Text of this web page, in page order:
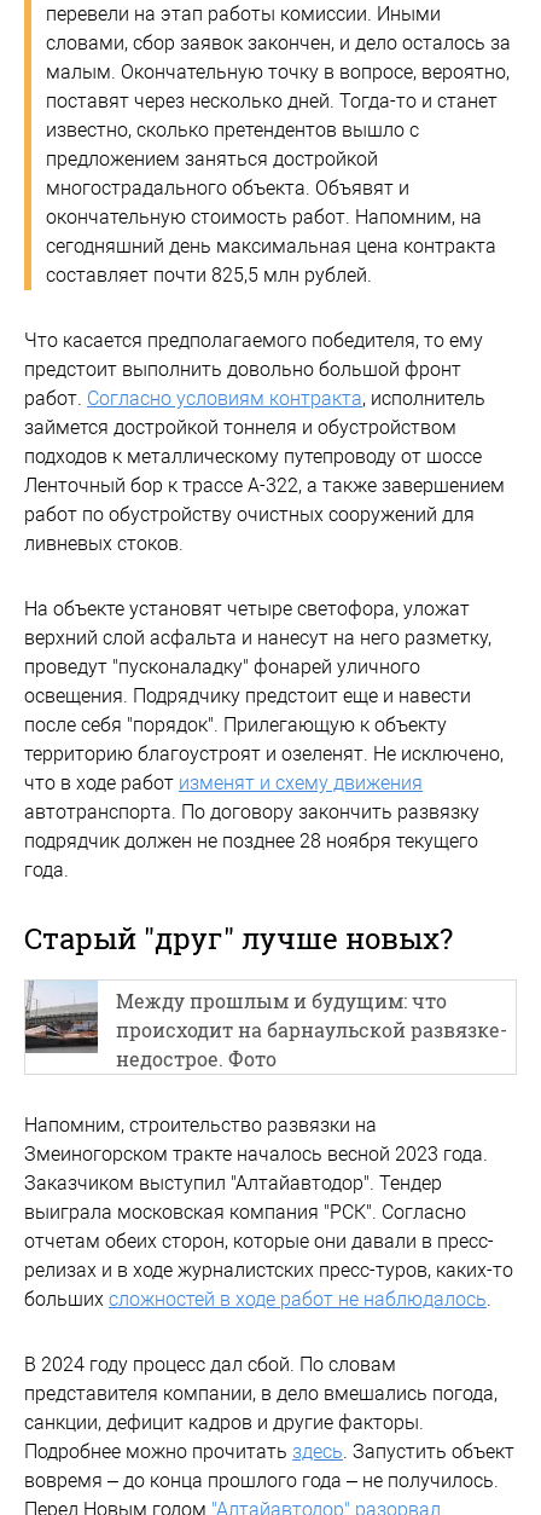
перевели на этап работы комиссии. Иными
словами, сбор заявок закончен, и дело осталось за
малым. Окончательную точку в вопросе, вероятно,
поставят через несколько дней. Тогда-то и станет
известно, сколько претендентов вышло с
предложением заняться достройкой
многострадального объекта. Объявят и
окончательную стоимость работ. Напомним, на
сегодняшний день максимальная цена контракта
составляет почти 825,5 млн рублей.
Что касается предполагаемого победителя, то ему
предстоит выполнить довольно большой фронт
работ. Согласно условиям контракта, исполнитель
займется достройкой тоннеля и обустройством
подходов к металлическому путепроводу от шоссе
Ленточный бор к трассе А-322, а также завершением
работ по обустройству очистных сооружений для
ливневых стоков.
На объекте установят четыре светофора, уложат
верхний слой асфальта и нанесут на него разметку,
проведут "пусконаладку" фонарей уличного
освещения. Подрядчику предстоит еще и навести
после себя "порядок". Прилегающую к объекту
территорию благоустроят и озеленят. Не исключено,
что в ходе работ изменят и схему движения
автотранспорта. По договору закончить развязку
подрядчик должен не позднее 28 ноября текущего
года.
Старый "друг" лучше новых?
Между прошлым и будущим: что
происходит на барнаульской развязке-
недострое. Фото
Напомним, строительство развязки на
Змеиногорском тракте началось весной 2023 года.
Заказчиком выступил "Алтайавтодор". Тендер
выиграла московская компания "РСК". Согласно
отчетам обеих сторон, которые они давали в пресс-
релизах и в ходе журналистских пресс-туров, каких-то
больших сложностей в ходе работ не наблюдалось
В 2024 году процесс дал сбой. По словам
представителя компании, в дело вмешались погода,
санкции, дефицит кадров и другие факторы.
Подробнее можно прочитать здесь . Запустить объект
вовремя – до конца прошлого года – не получилось.
Перед Новым годом "Алтайавтодор" разорвал